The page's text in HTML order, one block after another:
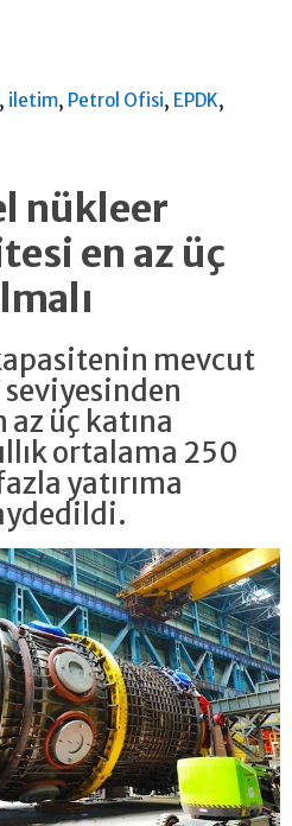
, iletim, Petrol Ofisi, EPDK,
nükleer
en az üç
mevcut
üç katına
ortalama 250
yatırıma